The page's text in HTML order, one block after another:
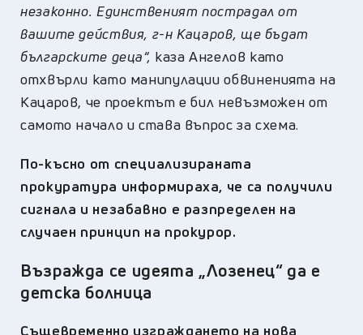
незаконно. Единственият пострадал от
вашите действия, г-н Кацаров, ще бъдат
българските деца“, каза Ангелов като
отхвърли като манипулации обвиненията на
Кацаров, че проектът е бил невъзможен от
самото начало и става въпрос за схема.
По-късно от специализираната
прокуратура информираха, че са получили
сигнала и незабавно е разпределен на
случаен принцип на прокурор.
Възражда се идеята „Лозенец“ да е
детска болница
Същевременно изграждането на нова